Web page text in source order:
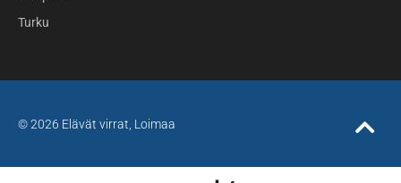
Turku
© 2026 Elävät virrat, Loimaa